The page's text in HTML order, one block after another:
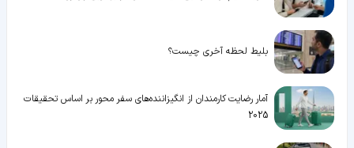
بلیط لحظه آخری چیست؟
آمار رضایت کارمندان از انگیزاننده‌های سفر محور بر اساس تحقیقات
2025